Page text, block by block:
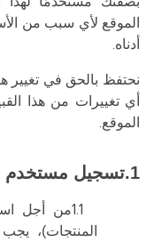
الموقع لأي سبب من
أدناه.
نحتفظ بالحق في تغيير
أي تغييرات من هذا
الموقع.
1.تسجيل مستخدم
1.1من أجل
المنتجات)،